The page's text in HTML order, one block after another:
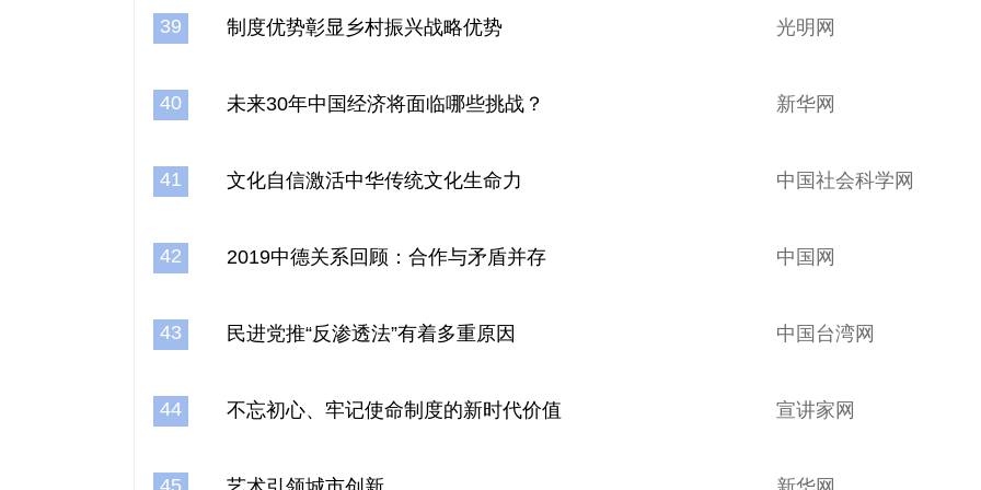
39 制度优势彰显乡村振兴战略优势 光明网
40 未来30年中国经济将面临哪些挑战？ 新华网
41 文化自信激活中华传统文化生命力 中国社会科学网
42 2019中德关系回顾：合作与矛盾并存 中国网
43 民进党推“反渗透法”有着多重原因 中国台湾网
44 不忘初心、牢记使命制度的新时代价值 宣讲家网
45